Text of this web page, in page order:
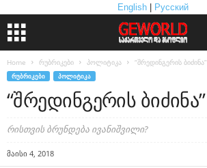
English Русский
Home რუბრიკები პოლიტიკა “შრედინგერის ბიძინა”
ᲠᲣᲑᲠᲘᲙᲔᲑᲘ ᲞᲝᲚᲘᲢᲘᲙᲐ
“შრედინგერის ბიძინა”
რისთვის ბრუნდება ივანიშვილი?
მაისი 4, 2018